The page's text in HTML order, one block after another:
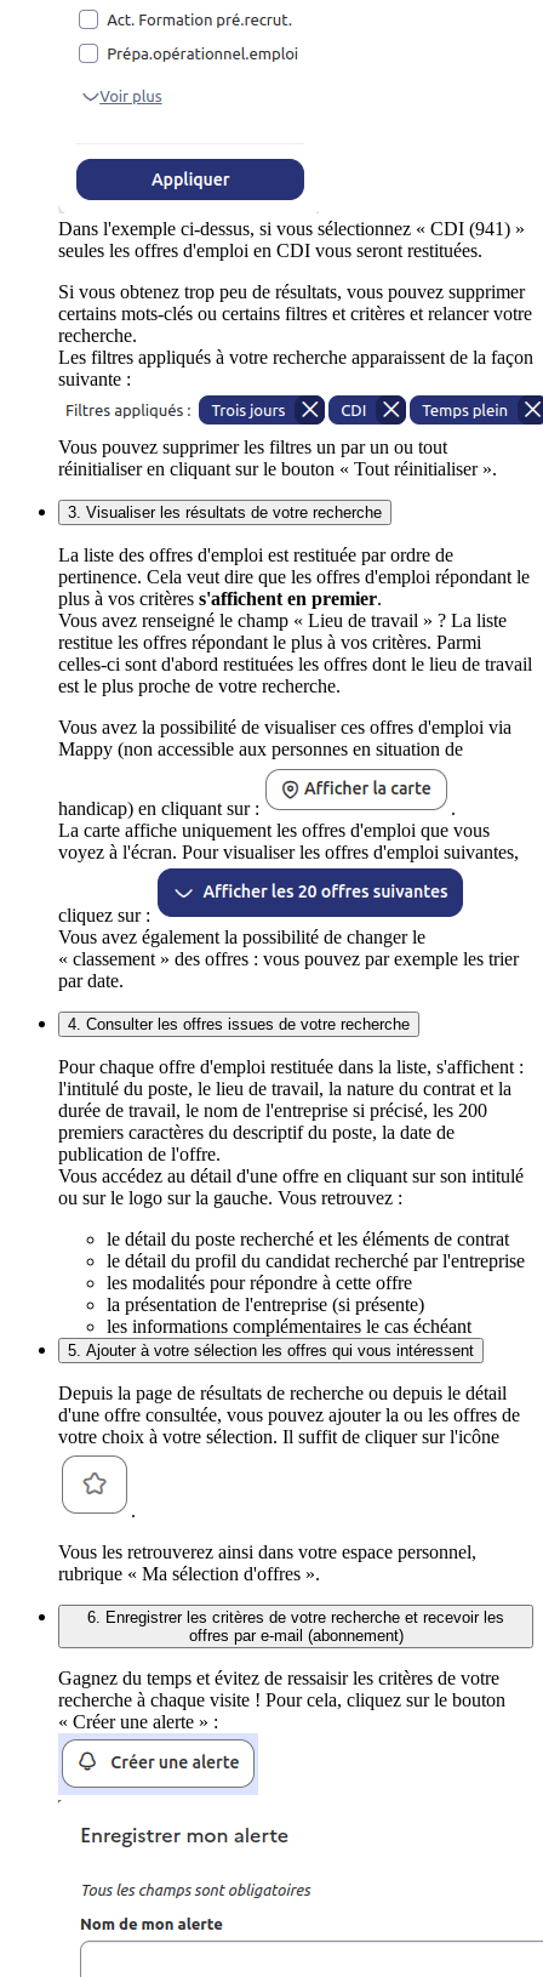
Dans l'exemple ci-dessus, si vous sélectionnez « CDI (941) »
seules les offres d'emploi en CDI vous seront restituées.
Si vous obtenez trop peu de résultats, vous pouvez supprimer
certains mots-clés ou certains filtres et critères et relancer votre
recherche.
Les filtres appliqués à votre recherche apparaissent de la façon
suivante :
Vous pouvez supprimer les filtres un par un ou tout
réinitialiser en cliquant sur le bouton « Tout réinitialiser ».
3. Visualiser les résultats de votre recherche
La liste des offres d'emploi est restituée par ordre de
pertinence. Cela veut dire que les offres d'emploi répondant le
plus à vos critères s'affichent en premier.
Vous avez renseigné le champ « Lieu de travail » ? La liste
restitue les offres répondant le plus à vos critères. Parmi
celles-ci sont d'abord restituées les offres dont le lieu de travail
est le plus proche de votre recherche.
Vous avez la possibilité de visualiser ces offres d'emploi via
Mappy (non accessible aux personnes en situation de
handicap) en cliquant sur :
.
La carte affiche uniquement les offres d'emploi que vous
voyez à l'écran. Pour visualiser les offres d'emploi suivantes,
cliquez sur :
Vous avez également la possibilité de changer le
« classement » des offres : vous pouvez par exemple les trier
par date.
4. Consulter les offres issues de votre recherche
Pour chaque offre d'emploi restituée dans la liste, s'affichent :
l'intitulé du poste, le lieu de travail, la nature du contrat et la
durée de travail, le nom de l'entreprise si précisé, les 200
premiers caractères du descriptif du poste, la date de
publication de l'offre.
Vous accédez au détail d'une offre en cliquant sur son intitulé
ou sur le logo sur la gauche. Vous retrouvez :
le détail du poste recherché et les éléments de contrat
le détail du profil du candidat recherché par l'entreprise
les modalités pour répondre à cette offre
la présentation de l'entreprise (si présente)
les informations complémentaires le cas échéant
5. Ajouter à votre sélection les offres qui vous intéressent
Depuis la page de résultats de recherche ou depuis le détail
d'une offre consultée, vous pouvez ajouter la ou les offres de
votre choix à votre sélection. Il suffit de cliquer sur l'icône
.
Vous les retrouverez ainsi dans votre espace personnel,
rubrique « Ma sélection d'offres ».
6. Enregistrer les critères de votre recherche et recevoir les
offres par e-mail (abonnement)
Gagnez du temps et évitez de ressaisir les critères de votre
recherche à chaque visite ! Pour cela, cliquez sur le bouton
« Créer une alerte » :